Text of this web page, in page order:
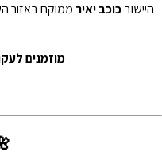
היישובכוכב יאיר ממוקם באזור
מוזמנים